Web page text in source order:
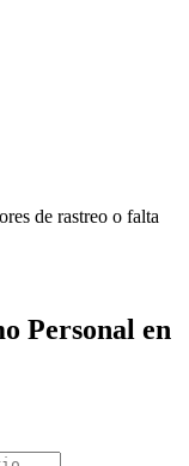
de rastreo o falta
Personal en